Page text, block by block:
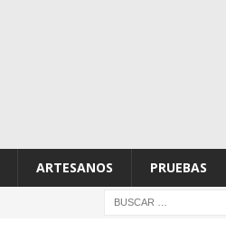
ARTESANOS PRUEBAS